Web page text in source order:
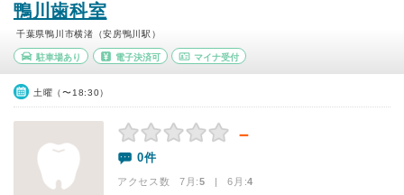
鴨川歯科室
千葉県鴨川市横渚（安房鴨川駅）
駐車場あり 電子決済可 マイナ受付
土曜（〜18:30）
－
0件
アクセス数 7月:5 | 6月:4